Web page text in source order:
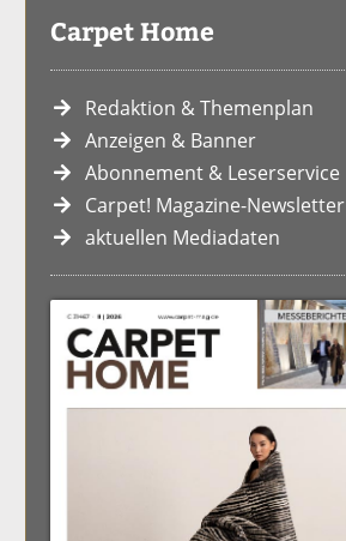
Carpet Home
Redaktion & Themenplan
Anzeigen & Banner
Abonnement & Leserservice
Carpet! Magazine-Newsletter
aktuellen Mediadaten